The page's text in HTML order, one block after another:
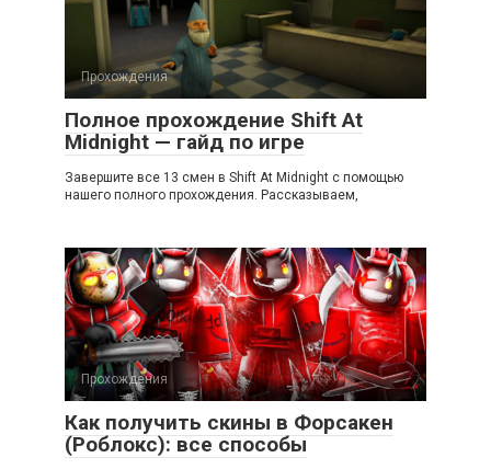
Прохождения
Полное прохождение Shift At
Midnight — гайд по игре
Завершите все 13 смен в Shift At Midnight с помощью
нашего полного прохождения. Рассказываем,
Прохождения
Как получить скины в Форсакен
(Роблокс): все способы